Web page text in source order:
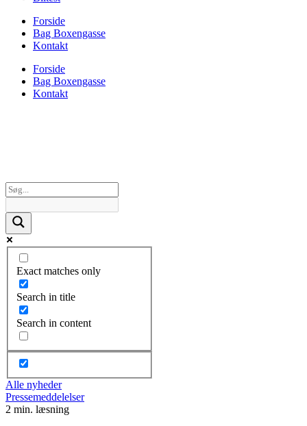
Forside
Bag Boxengasse
Kontakt
Forside
Bag Boxengasse
Kontakt
Exact matches only
Search in title
Search in content
Alle nyheder
Pressemeddelelser
2 min. læsning